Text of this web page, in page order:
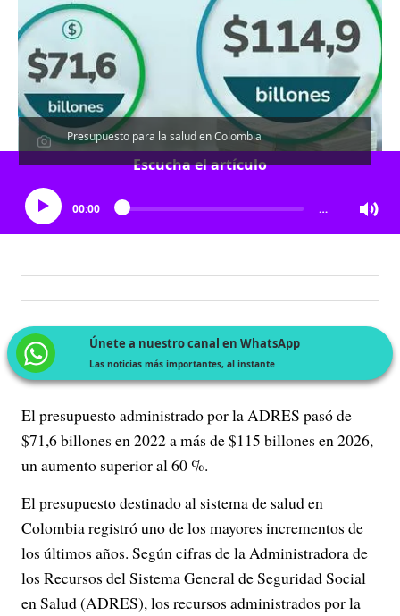
Presupuesto para la salud en Colombia
Escucha el artículo
00:00 …
Únete a nuestro canal en WhatsApp
Las noticias más importantes, al instante
El presupuesto administrado por la ADRES pasó de
$71,6 billones en 2022 a más de $115 billones en 2026,
un aumento superior al 60 %.
El presupuesto destinado al sistema de salud en
Colombia registró uno de los mayores incrementos de
los últimos años. Según cifras de la Administradora de
los Recursos del Sistema General de Seguridad Social
en Salud (ADRES), los recursos administrados por la